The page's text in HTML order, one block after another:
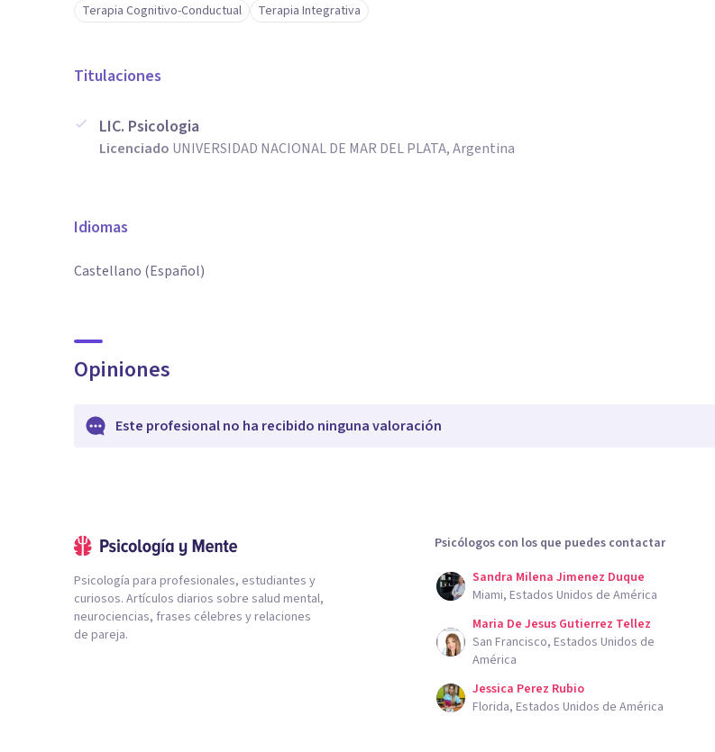
Terapia Cognitivo-Conductual Terapia Integrativa
Titulaciones
LIC. Psicologia
Licenciado UNIVERSIDAD NACIONAL DE MAR DEL PLATA, Argentina
Idiomas
Castellano (Español)
Opiniones
Este profesional no ha recibido ninguna valoración
Psicología para profesionales, estudiantes y
curiosos. Artículos diarios sobre salud mental,
neurociencias, frases célebres y relaciones
de pareja.
Psicólogos con los que puedes contactar
Sandra Milena Jimenez Duque
Miami, Estados Unidos de América
Maria De Jesus Gutierrez Tellez
San Francisco, Estados Unidos de
América
Jessica Perez Rubio
Florida, Estados Unidos de América